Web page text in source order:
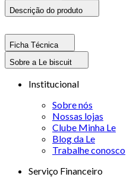
Descrição do produto
Ficha Técnica
Sobre a Le biscuit
Institucional
Sobre nós
Nossas lojas
Clube Minha Le
Blog da Le
Trabalhe conosco
Serviço Financeiro